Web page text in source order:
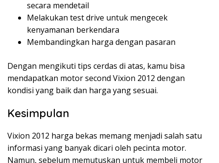
secara mendetail
Melakukan test drive untuk mengecek
kenyamanan berkendara
Membandingkan harga dengan pasaran
Dengan mengikuti tips cerdas di atas, kamu bisa
mendapatkan motor second Vixion 2012 dengan
kondisi yang baik dan harga yang sesuai.
Kesimpulan
Vixion 2012 harga bekas memang menjadi salah satu
informasi yang banyak dicari oleh pecinta motor.
Namun, sebelum memutuskan untuk membeli motor